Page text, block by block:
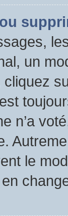
un
cliquez
n’a
le